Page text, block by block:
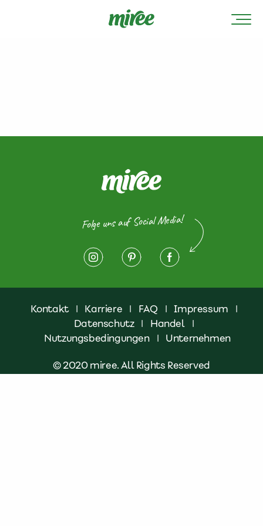
Folge uns auf Social Media!
Kontakt | Karriere | FAQ | Impressum
|
Datenschutz | Handel
|
Nutzungsbedingungen
| Unternehmen
© 2020 miree. All Rights Reserved